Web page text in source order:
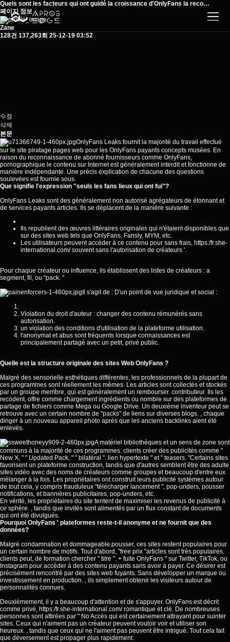
Quels sont les facteurs qui ont guidé la croissance d'OnlyFans la reco…
페이지 정보
Zane
128건 137,263회 25-12-19 03:52
수정
삭제
본문
OnlyFans Leaks fournit la majorité du travail effectué
sur le site piratage pages web pour les OnlyFans payants concepts musées. En
raison du reconnaissance de abonné fournisseurs comme OnlyFans,
pornographique le contenu sur Internet est généralement interdit et fonctionne de
manière indépendante. Une précis explication de chacune des questions
soulevées estfournie sous.
Que signifie l'expression "seuls les fans lieux qui ont fui"?
OnlyFans Leaks sont des généralement non autorisé agrégateurs de étonnant et
de services payants articles. Ils se déplacent de la manière suivante :
Ils republient des œuvres littéraires originales qui n'étaient disponibles que
sur des sites web tels que OnlyFans, Fansly, MYM, etc.
Les utilisateurs peuvent accéder à ce contenu pour sans frais, https:/fr.she-
international.com/souvent sans l'autorisation de créateurs '.
Pour chaque créateur ou influence, ils établissent des listes de créateurs : a
segment, fil, ou "pack. "
Il s'agit de : D'un point de vue juridique et social :
Violation du droit d'auteur : changer des contenu rémunérés sans
autorisation.
un violation des conditions d'utilisation de la plateforme utilisation.
l'anonymat et abus sont fréquents lorsque connaissances est
principalement partagé avec un petit, privé public.
Quelle est la structure originale des sites Web OnlyFans ?
Malgré des sensorielle esthétiques différentes, les professionnels de la plupart de
ces programmes sont réellement les mêmes. Les articles sont collectés et stockés
par un groupe membre, qui est généralement un rembourser. contributeur. Ils les
recodent, offre comme chargement ingrédients ou nombre sur des plateformes de
partage de fichiers comme Mega ou Google Drive. Un deuxième inventeur peut se
retrouve avec un certain nombre de "packs" de liens sur diverses blogs. , chaque
diriger à un nouveau appareil photo après que les anciens backlinks aient été
enlevés.
A matériel bibliothèques et un sens de zone sont
communs à la majorité de ces programmes. clients créer des publicités comme "
New X, " " Updated Pack, " " bilatéral ". lien hypertexte " et " teasers. "Certains sites
favorisent un plateforme construction, tandis que d'autres semblent être des adulte
sites vidéo avec des noms de créateurs comme groupes et beaucoup d'entre eux
mélanger à la fois. Les propriétaires ont construit leurs publicité systèmes autour
de tout cela, y compris frauduleux "télécharger lancement ", pop-unders, pousser
notifications, et bannières publicitaires, pop-unders, etc.
En vérité, les propriétaires du site tentent de maximiser les revenus de publicité à
ce sphère. , tandis que invités sont alimentés par un flux constant de documents
qui ont été divulgués.
Pourquoi OnlyFans ' plateformes reste-t-il anonyme et ne fournit que des
données?
Malgré condamnation et dommageable pousser, ces sites restent populaires pour
un certain nombre de motifs. Tout d'abord, "free prix "articles sont très populaires.
clients peut, de formation chercher " titre ". + fuite OnlyFans " sur Twitter, TikTok, ou
Instagram pour accéder à des contenu payants sans avoir à payer. Ce désirer est
précisément rencontré par des sites web fuyants. Sans développer un marque ou
investissement en production. , ils simplement obtenir les visiteurs autour de
personnalités connues.
Deuxièmement, il y a beaucoup d'attention et de s'appuyer. OnlyFans est décrit
comme privé, https:/fr.she-international.com/romantique et clé. De nombreuses
personnes sont attirées par " No Accès qui est certainement attrayant pour suinter
sites. Ceux qui n'aiment pas un créateur peuvent vouloir voir et utiliser son
heureux. , tandis que ceux qui ne l'aiment pas peuvent être intrigué. Tout cela fait
que déversement est propager plus rapidement.